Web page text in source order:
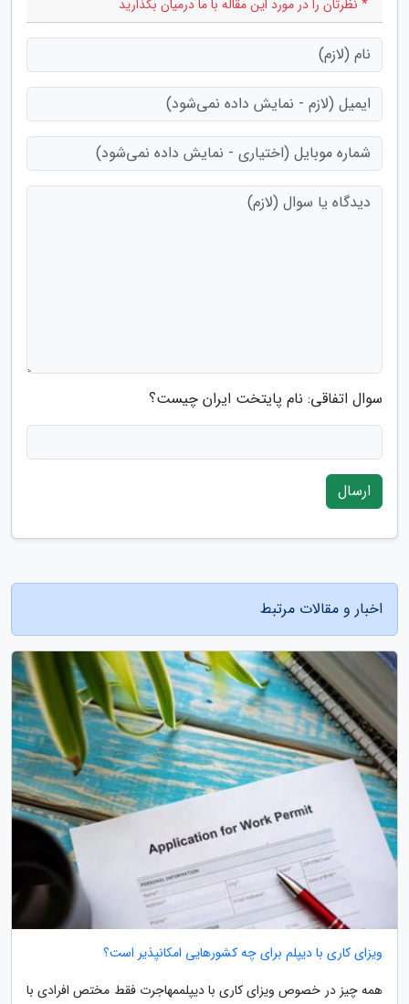
* نظرتان را در مورد این مقاله با ما درمیان بگذارید
سوال اتفاقی: نام پایتخت ایران چیست؟
ارسال
اخبار و مقالات مرتبط
ویزای کاری با دیپلم برای چه کشورهایی امکانپذیر است؟
همه چیز در خصوص ویزای کاری با دیپلممهاجرت فقط مختص افرادی با